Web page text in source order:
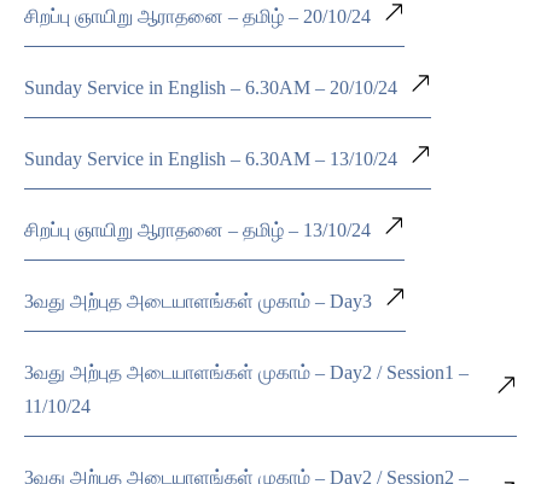
சிறப்பு ஞாயிறு ஆராதனை – தமிழ் – 20/10/24
Sunday Service in English – 6.30AM – 20/10/24
Sunday Service in English – 6.30AM – 13/10/24
சிறப்பு ஞாயிறு ஆராதனை – தமிழ் – 13/10/24
3வது அற்புத அடையாளங்கள் முகாம் – Day3
3வது அற்புத அடையாளங்கள் முகாம் – Day2 / Session1 –
11/10/24
3வது அற்புத அடையாளங்கள் முகாம் – Day2 / Session2 –